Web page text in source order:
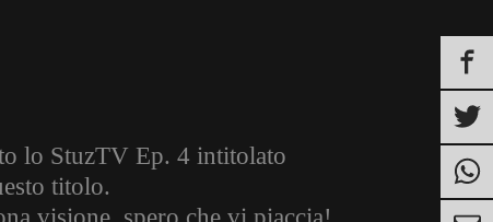
lo StuzTV Ep. 4 intitolato
titolo.